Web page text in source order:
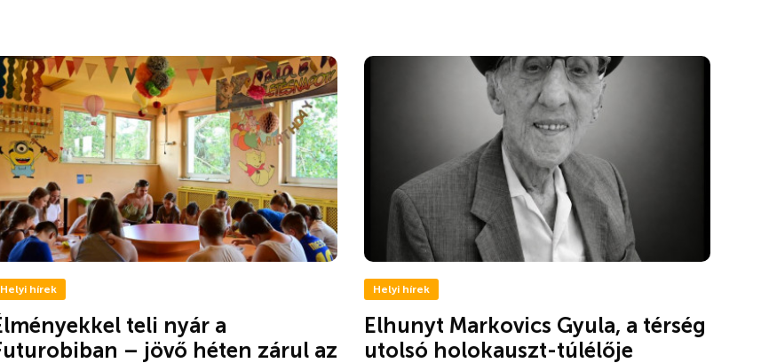
Helyi hírek
teli nyár a
– jövő héten zárul az
Helyi hírek
Elhunyt Markovics Gyula, a térség
utolsó holokauszt-túlélője